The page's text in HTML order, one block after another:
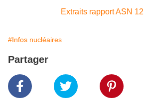
Extraits rapport ASN
#Infos nucléaires
Partager